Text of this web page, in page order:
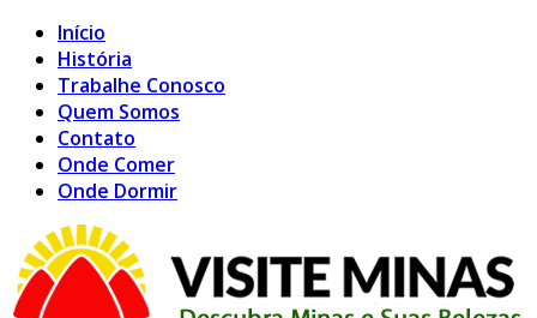
Início
História
Trabalhe Conosco
Quem Somos
Contato
Onde Comer
Onde Dormir